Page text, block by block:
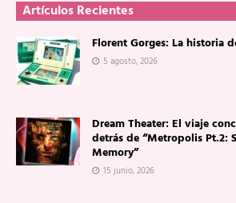
Artículos Recientes
Florent Gorges: La historia
5 agosto, 2026
Dream Theater: El viaje
detrás de “Metropolis Pt.2:
Memory”
15 junio, 2026